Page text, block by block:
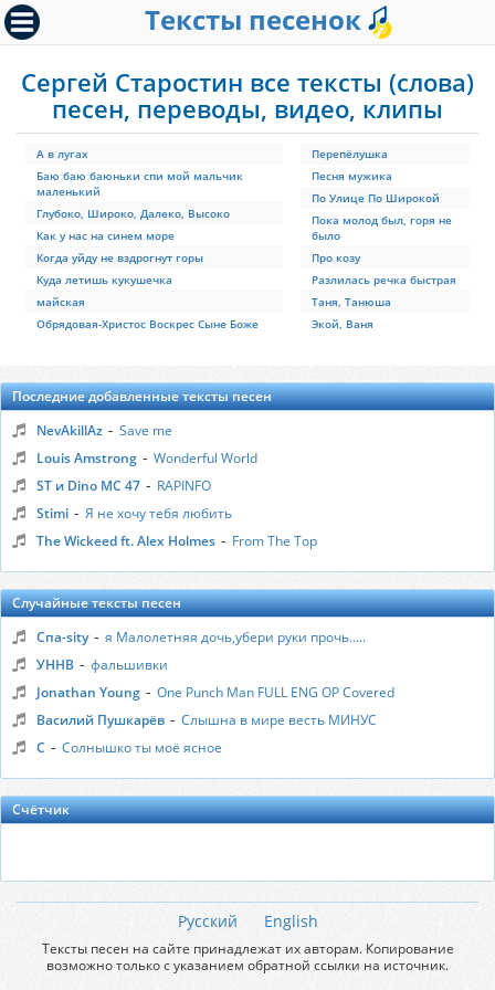
Тексты песенок
Сергей Старостин все тексты (слова)
песен, переводы, видео, клипы
А в лугах
Баю баю баюньки спи мой мальчик
маленький
Глубоко, Широко, Далеко, Высоко
Как у нас на синем море
Когда уйду не вздрогнут горы
Куда летишь кукушечка
майская
Обрядовая-Христос Воскрес Сыне Боже
Перепёлушка
Песня мужика
По Улице По Широкой
Пока молод был, горя не
было
Про козу
Разлилась речка быстрая
Таня, Танюша
Экой, Ваня
Последние добавленные тексты песен
NevAkillAz - Save me
Louis Amstrong - Wonderful World
ST и Dino MC 47 - RAPINFO
Stimi - Я не хочу тебя любить
The Wickeed ft. Alex Holmes - From The Top
Случайные тексты песен
Спа-sity - я Малолетняя дочь,убери руки прочь.....
УННВ - фальшивки
Jonathan Young - One Punch Man FULL ENG OP Covered
Василий Пушкарёв - Слышна в мире весть МИНУС
С - Солнышко ты моё ясное
Счётчик
Русский English
Тексты песен на сайте принадлежат их авторам. Копирование
возможно только с указанием обратной ссылки на источник.